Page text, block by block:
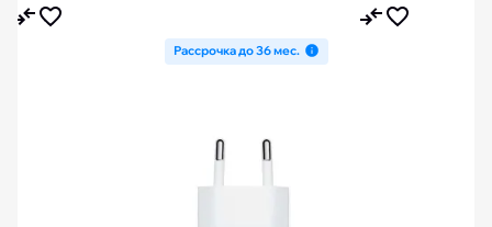
Рассрочка до 36 мес.